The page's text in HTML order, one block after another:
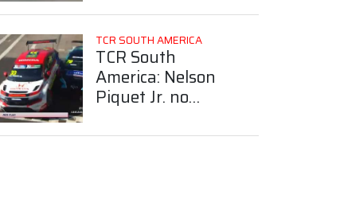
fueron a boxes
cuando lideraban
la carrera uno
TCR SOUTH AMERICA
TCR South
America: Nelson
Piquet Jr. no
definición de